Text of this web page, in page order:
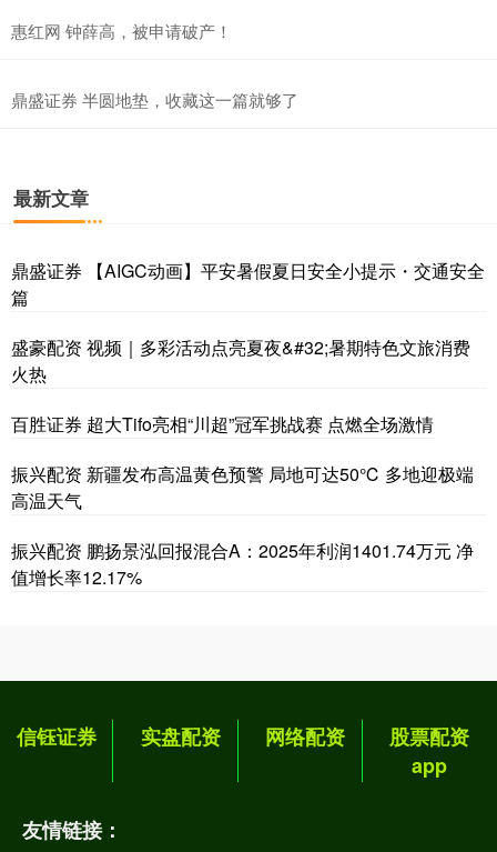
惠红网 钟薛高，被申请破产！
鼎盛证券 半圆地垫，收藏这一篇就够了
最新文章
鼎盛证券 【AIGC动画】平安暑假夏日安全小提示・交通安全
篇
盛豪配资 视频｜多彩活动点亮夏夜&#32;暑期特色文旅消费
火热
百胜证券 超大Tifo亮相“川超”冠军挑战赛 点燃全场激情
振兴配资 新疆发布高温黄色预警 局地可达50℃ 多地迎极端
高温天气
振兴配资 鹏扬景泓回报混合A：2025年利润1401.74万元 净
值增长率12.17%
信钰证券 实盘配资 网络配资
股票配资
app
友情链接：